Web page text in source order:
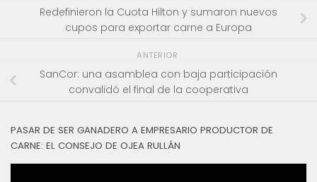
Redefinieron la Cuota Hilton y sumaron nuevos
cupos para exportar carne a Europa
ANTERIOR
SanCor: una asamblea con baja participación
convalidó el final de la cooperativa
PASAR DE SER GANADERO A EMPRESARIO PRODUCTOR DE
CARNE: EL CONSEJO DE OJEA RULLÁN